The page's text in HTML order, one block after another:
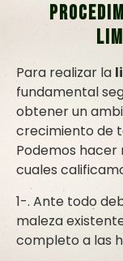
Para realizar la
fundamental
obtener un
crecimiento de
Podemos hacer
cuales
1-. Ante todo
maleza
completo a las